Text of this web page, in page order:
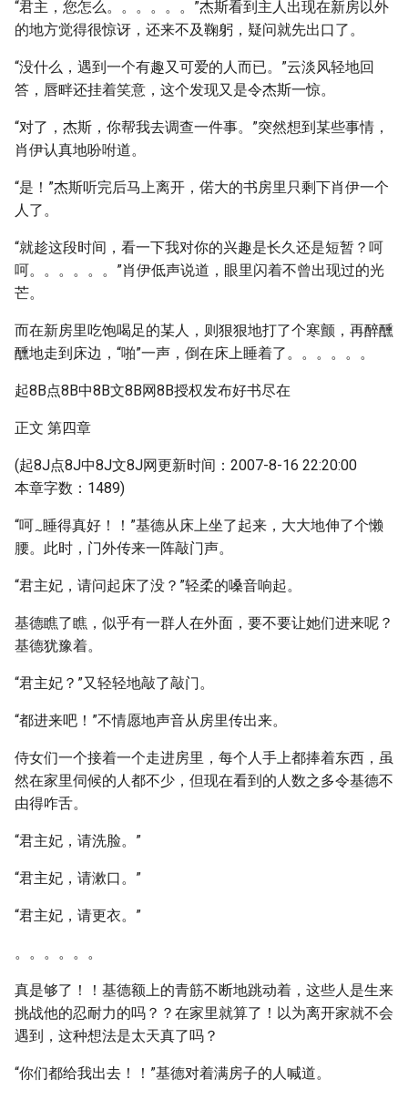
“君主，您怎么。。。。。。”杰斯看到主人出现在新房以外
的地方觉得很惊讶，还来不及鞠躬，疑问就先出口了。
“没什么，遇到一个有趣又可爱的人而已。”云淡风轻地回
答，唇畔还挂着笑意，这个发现又是令杰斯一惊。
“对了，杰斯，你帮我去调查一件事。”突然想到某些事情，
肖伊认真地吩咐道。
“是！”杰斯听完后马上离开，偌大的书房里只剩下肖伊一个
人了。
“就趁这段时间，看一下我对你的兴趣是长久还是短暂？呵
呵。。。。。。”肖伊低声说道，眼里闪着不曾出现过的光
芒。
而在新房里吃饱喝足的某人，则狠狠地打了个寒颤，再醉醺
醺地走到床边，“啪”一声，倒在床上睡着了。。。。。。
起8B点8B中8B文8B网8B授权发布好书尽在
正文 第四章
(起8J点8J中8J文8J网更新时间：2007-8-16 22:20:00
本章字数：1489)
“呵~睡得真好！！”基德从床上坐了起来，大大地伸了个懒
腰。此时，门外传来一阵敲门声。
“君主妃，请问起床了没？”轻柔的嗓音响起。
基德瞧了瞧，似乎有一群人在外面，要不要让她们进来呢？
基德犹豫着。
“君主妃？”又轻轻地敲了敲门。
“都进来吧！”不情愿地声音从房里传出来。
侍女们一个接着一个走进房里，每个人手上都捧着东西，虽
然在家里伺候的人都不少，但现在看到的人数之多令基德不
由得咋舌。
“君主妃，请洗脸。”
“君主妃，请漱口。”
“君主妃，请更衣。”
。。。。。。
真是够了！！基德额上的青筋不断地跳动着，这些人是生来
挑战他的忍耐力的吗？？在家里就算了！以为离开家就不会
遇到，这种想法是太天真了吗？
“你们都给我出去！！”基德对着满房子的人喊道。